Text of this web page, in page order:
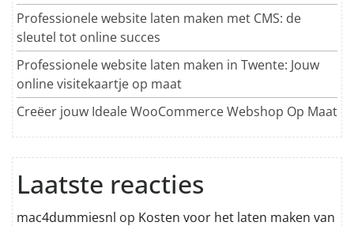
Professionele website laten maken met CMS: de
sleutel tot online succes
Professionele website laten maken in Twente: Jouw
online visitekaartje op maat
Creëer jouw Ideale WooCommerce Webshop Op Maat
Laatste reacties
mac4dummiesnl op Kosten voor het laten maken van